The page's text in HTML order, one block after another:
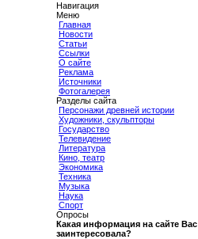
Навигация
Меню
Главная
Новости
Статьи
Ссылки
О сайте
Реклама
Источники
Фотогалерея
Разделы сайта
Персонажи древней истории
Художники, скульпторы
Государство
Телевидение
Литература
Кино, театр
Экономика
Техника
Музыка
Наука
Спорт
Опросы
Какая информация на сайте Вас
заинтересовала?